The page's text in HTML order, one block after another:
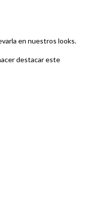
en nuestros looks.
destacar este